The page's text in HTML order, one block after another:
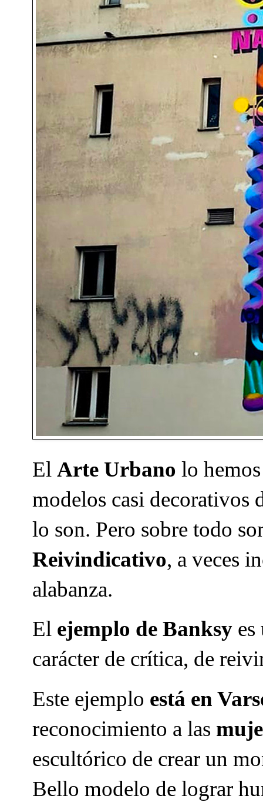
El Arte Urbano lo
modelos casi decorativos
lo son. Pero sobre todo
Reivindicativo, a veces
alabanza.
El ejemplo de Banksy
carácter de crítica, de
Este ejemplo está en
reconocimiento a las
escultórico de crear un
Bello modelo de lograr